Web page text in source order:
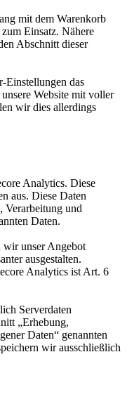
mit dem Warenkorb
Einsatz. Nähere
Abschnitt dieser
Einstellungen das
Website mit voller
wir dies allerdings
Analytics. Diese
aus. Diese Daten
Verarbeitung und
Daten.
wir unser Angebot
ausgestalten.
Analytics ist Art. 6
Serverdaten
„Erhebung,
Daten“ genannten
wir ausschließlich